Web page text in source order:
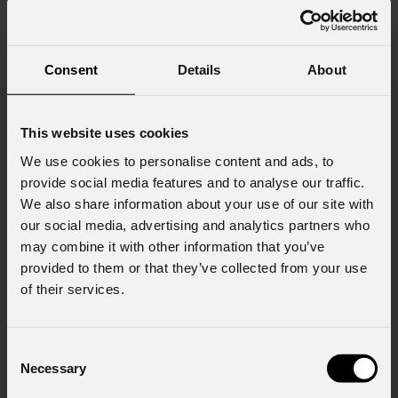
Consent Details About
This website uses cookies
We use cookies to personalise content and ads, to
provide social media features and to analyse our traffic.
We also share information about your use of our site with
our social media, advertising and analytics partners who
may combine it with other information that you’ve
provided to them or that they’ve collected from your use
of their services.
Selection
Necessary
Acconsento al trattamento dei dati per
ricevere informazioni commerciali e iniziative di
marketing.
Consenso al trattamento dei dati
personali
Ho letto l'informativa ai sensi dell'art. 13 del
GDPR; acconsento al trattamento ai sensi
dell'art. 6 del GDPR (Privacy Policy).